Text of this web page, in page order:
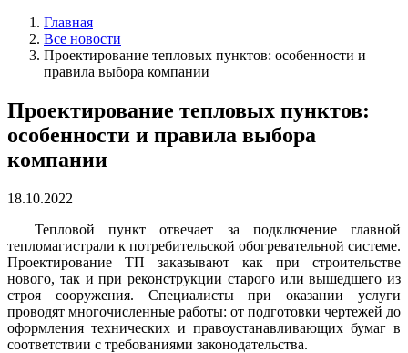
Главная
Все новости
Проектирование тепловых пунктов: особенности и
правила выбора компании
Проектирование тепловых пунктов:
особенности и правила выбора
компании
18.10.2022
Тепловой пункт отвечает за подключение главной
тепломагистрали к потребительской обогревательной системе.
Проектирование ТП заказывают как при строительстве
нового, так и при реконструкции старого или вышедшего из
строя сооружения. Специалисты при оказании услуги
проводят многочисленные работы: от подготовки чертежей до
оформления технических и правоустанавливающих бумаг в
соответствии с требованиями законодательства.